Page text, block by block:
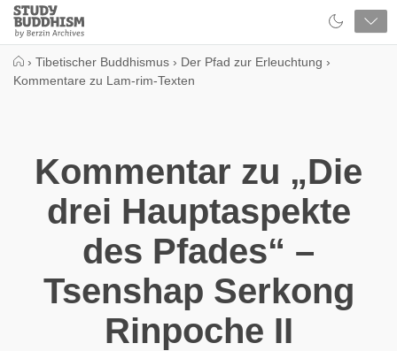
Close
Study
Buddhism
› Tibetischer Buddhismus › Der Pfad zur Erleuchtung ›
Kommentare zu Lam-rim-Texten
Kommentar zu „Die
drei Hauptaspekte
des Pfades“ –
Tsenshap Serkong
Rinpoche II